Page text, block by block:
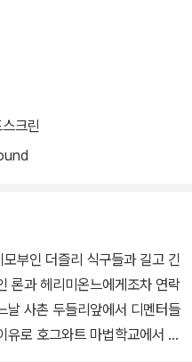
크린
부인 더즐리 식구들과 길고 긴
론과 헤리미온느에게조차 연락
날 사촌 두들리앞에서 디멘터들
로 호그와트 마법학교에서 퇴